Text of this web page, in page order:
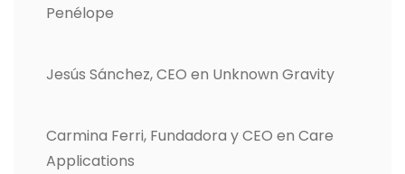
Penélope
Jesús Sánchez, CEO en Unknown Gravity
Carmina Ferri, Fundadora y CEO en Care
Applications